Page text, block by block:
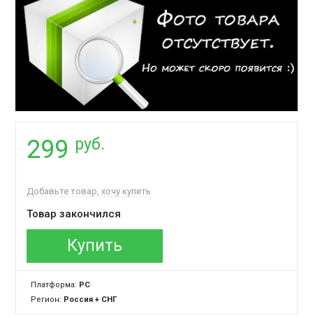
299 руб.
Добавьте товар, хочу купить
Товар закончился
Купить
Платформа: PC
Регион: Россия + СНГ